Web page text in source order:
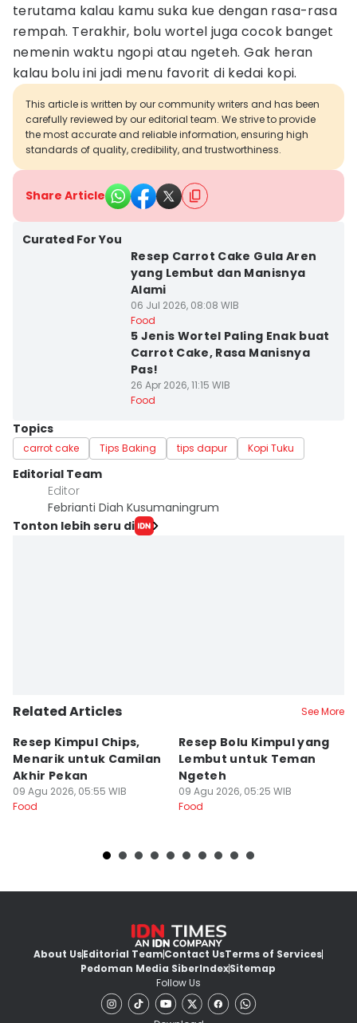
terutama kalau kamu suka kue dengan rasa-rasa
rempah. Terakhir, bolu wortel juga cocok banget
nemenin waktu ngopi atau ngeteh. Gak heran
kalau bolu ini jadi menu favorit di kedai kopi.
This article is written by our community writers and has been
carefully reviewed by our editorial team. We strive to provide
the most accurate and reliable information, ensuring high
standards of quality, credibility, and trustworthiness.
Share Article
Curated For You
Resep Carrot Cake Gula Aren
yang Lembut dan Manisnya
Alami
06 Jul 2026, 08:08 WIB
Food
5 Jenis Wortel Paling Enak buat
Carrot Cake, Rasa Manisnya
Pas!
26 Apr 2026, 11:15 WIB
Food
Topics
carrot cake Tips Baking tips dapur Kopi Tuku
Editorial Team
Editor
Febrianti Diah Kusumaningrum
Tonton lebih seru di
Related Articles See More
Resep Kimpul Chips,
Menarik untuk Camilan
Akhir Pekan
09 Agu 2026, 05:55 WIB
Food
Resep Bolu Kimpul yang
Lembut untuk Teman
Ngeteh
09 Agu 2026, 05:25 WIB
Food
About UsEditorial TeamContact UsTerms of Services
Pedoman Media SiberIndexSitemap
Follow Us